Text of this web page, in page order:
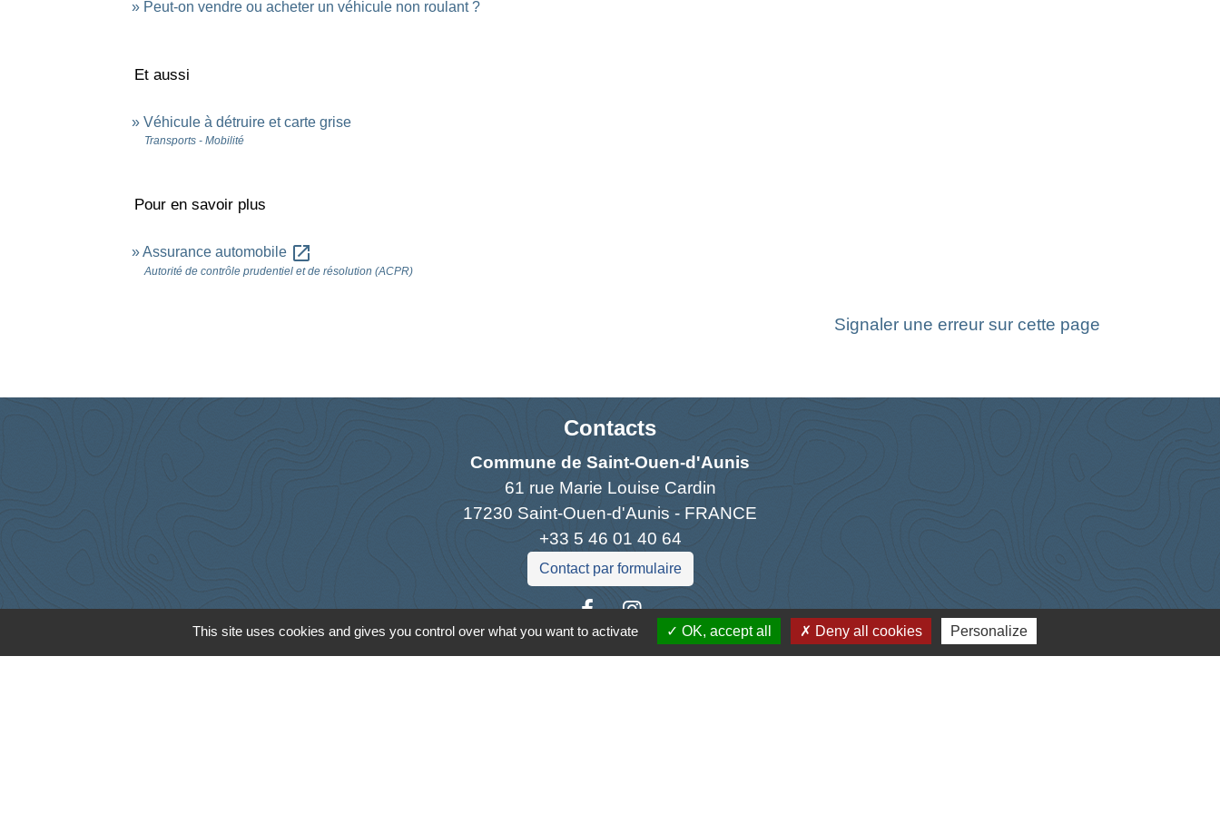
Peut-on vendre ou acheter un véhicule non roulant ?
Et aussi
Véhicule à détruire et carte grise
Transports - Mobilité
Pour en savoir plus
Assurance automobile open_in_new
Autorité de contrôle prudentiel et de résolution (ACPR)
Signaler une erreur sur cette page
Contacts
Commune de Saint-Ouen-d'Aunis
61 rue Marie Louise Cardin
17230 Saint-Ouen-d'Aunis - FRANCE
+33 5 46 01 40 64
Contact par formulaire
This site uses cookies and gives you control over what you want to activate OK, accept all Deny all cookies Personalize